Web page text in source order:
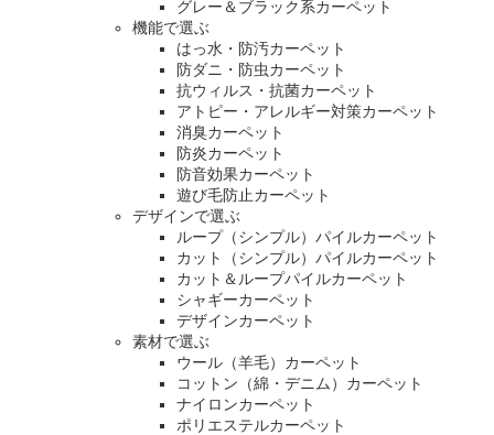
グレー＆ブラック系カーペット
機能で選ぶ
はっ水・防汚カーペット
防ダニ・防虫カーペット
抗ウィルス・抗菌カーペット
アトピー・アレルギー対策カーペット
消臭カーペット
防炎カーペット
防音効果カーペット
遊び毛防止カーペット
デザインで選ぶ
ループ（シンプル）パイルカーペット
カット（シンプル）パイルカーペット
カット＆ループパイルカーペット
シャギーカーペット
デザインカーペット
素材で選ぶ
ウール（羊毛）カーペット
コットン（綿・デニム）カーペット
ナイロンカーペット
ポリエステルカーペット